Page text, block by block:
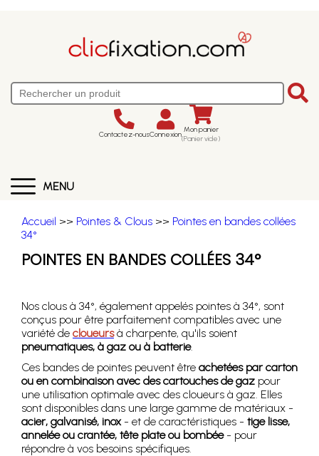
Contactez-nousConnexion Mon panier
(Panier vide)
MENU
Accueil >> Pointes & Clous >> Pointes en bandes collées
34°
POINTES EN BANDES COLLÉES 34°
Nos clous à 34°, également appelés pointes à 34°, sont
conçus pour être parfaitement compatibles avec une
variété de cloueursà charpente, qu'ils soient
pneumatiques, à gaz ou à batterie.
Ces bandes de pointes peuvent être achetées par carton
ou en combinaison avec des cartouches de gaz pour
une utilisation optimale avec des cloueurs à gaz. Elles
sont disponibles dans une large gamme de matériaux -
acier, galvanisé, inox- et de caractéristiques - tige lisse,
annelée ou crantée, tête plate ou bombée- pour
répondre à vos besoins spécifiques.